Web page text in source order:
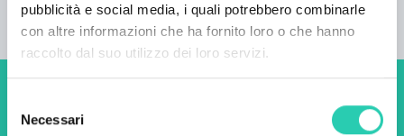
pubblicità e social media, i quali potrebbero combinarle
con altre informazioni che ha fornito loro o che hanno
raccolto dal suo utilizzo dei loro servizi.
delNecessari
Non perderti i prossimi